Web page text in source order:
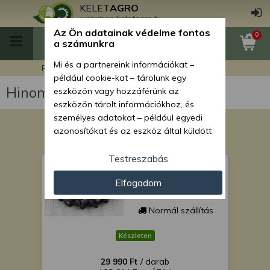
KELETAGRO
webshop.keletagro.hu
0
Főoldal Hinomoto N239 japán kistraktor
Hinomoto N239 japán kistraktor
Gumi 7-14 SZUPER
ÁRON!
Normál szállítás
Készleten
29 990 Ft / darab
Az Ön adatainak védelme fontos
a számunkra
Mi és a partnereink információkat –
például cookie-kat – tárolunk egy
eszközön vagy hozzáférünk az
eszközön tárolt információkhoz, és
személyes adatokat – például egyedi
azonosítókat és az eszköz által küldött
személyre szabott hirdetések és
tartalom nyújtásához, hirdetés- és
tartalomméréshez, nézettségi adatok
gyűjtéséhez, valamint termékek
kifejlesztéséhez és a termékek
partnereink eszközleolvasásos
adatokat és azonosítási információkat
Testreszabás
Elfogadom